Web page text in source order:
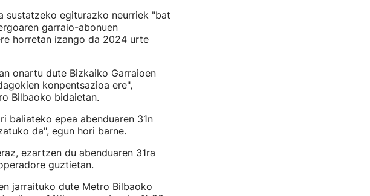
sustatzeko egiturazko neurriek "bat
garraio-abonuen
horretan izango da 2024 urte
onartu dute Bizkaiko Garraioen
konpentsazioa ere",
Bilbaoko bidaietan.
baliateko epea abenduaren 31n
da", egun hori barne.
ezartzen du abenduaren 31ra
guztietan.
jarraituko dute Metro Bilbaoko